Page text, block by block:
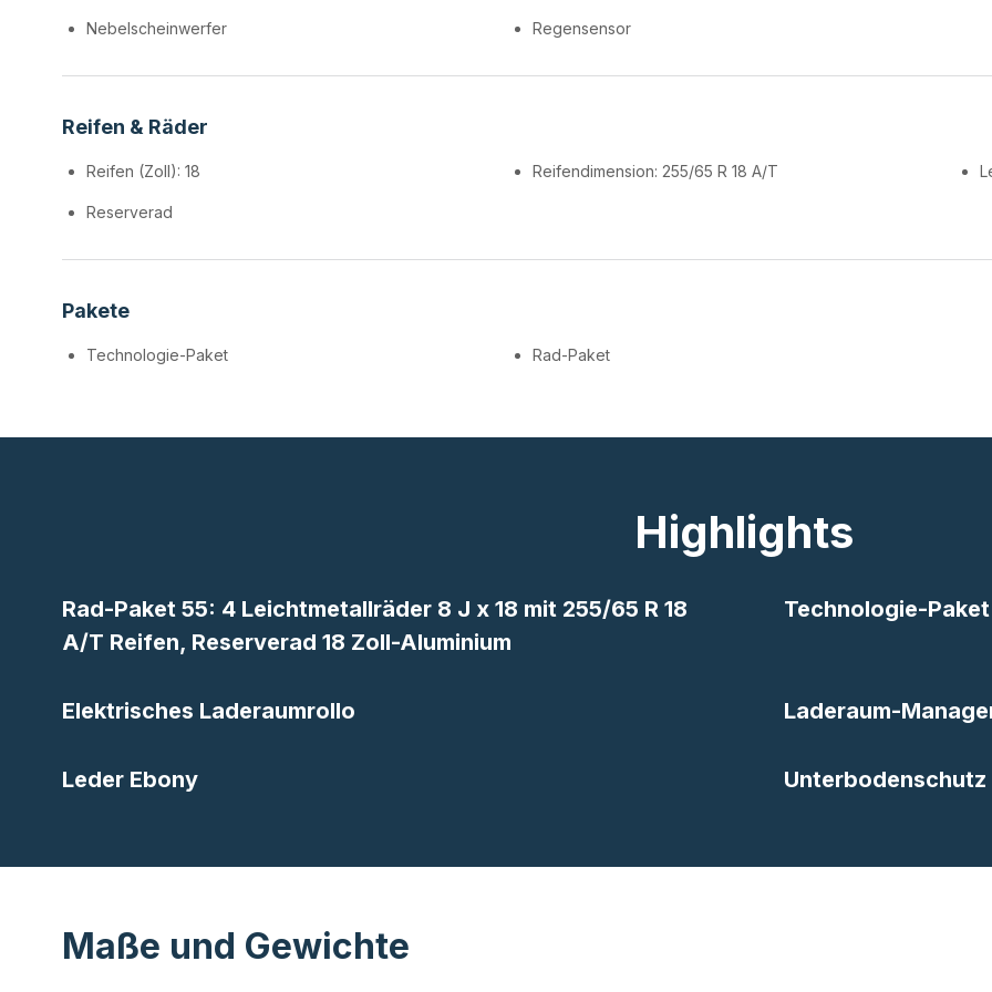
Nebelscheinwerfer Regensensor
Reifen & Räder
Reifen (Zoll): 18 Reifendimension: 255/65 R 18 A/T
Reserverad
Pakete
Technologie-Paket Rad-Paket
Highlights
Rad-Paket 55: 4 Leichtmetallräder 8 J x 18 mit 255/65 R 18
A/T Reifen, Reserverad 18 Zoll-Aluminium
Technologie-
Elektrisches Laderaumrollo Laderaum-
Leder Ebony
Maße und Gewichte